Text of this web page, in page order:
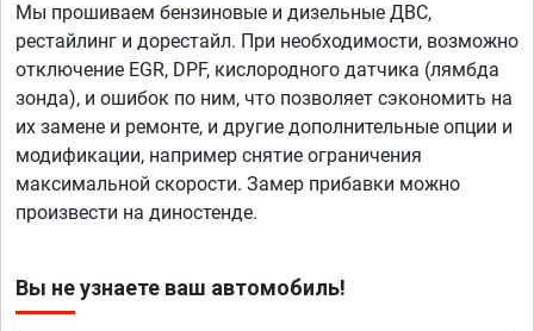
Мы прошиваем бензиновые и дизельные ДВС,
рестайлинг и дорестайл. При необходимости, возможно
отключение EGR, DPF, кислородного датчика (лямбда
зонда), и ошибок по ним, что позволяет сэкономить на
их замене и ремонте, и другие дополнительные опции и
модификации, например снятие ограничения
максимальной скорости. Замер прибавки можно
произвести на диностенде.
Вы не узнаете ваш автомобиль!